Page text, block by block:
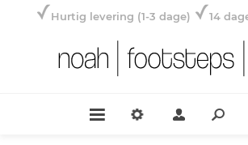
Hurtig levering (1-3 dage) 14